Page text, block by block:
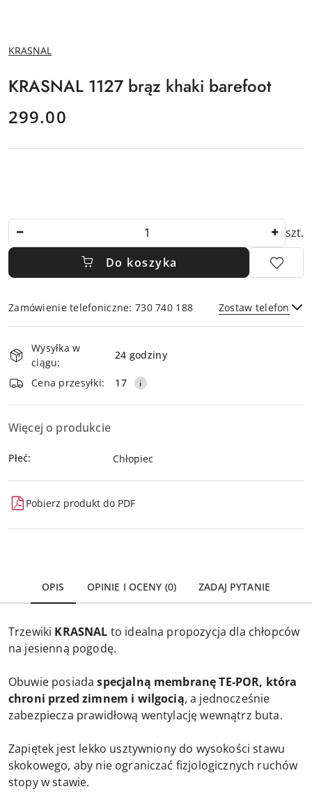
NAZWA
PRODUCENTA:
KRASNAL
KRASNAL 1127 brąz khaki barefoot
cena:
299.00
szt.
Do koszyka
Zamówienie telefoniczne: 730 740 188 Zostaw telefon
Dostępność
i
dostawa
Wysyłka w
ciągu:
24 godziny
Cena przesyłki: 17
Więcej o produkcie
Płeć: Chłopiec
Pobierz produkt do PDF
OPIS OPINIE I OCENY (0) ZADAJ PYTANIE
Trzewiki KRASNAL to idealna propozycja dla chłopców
na jesienną pogodę.
Obuwie posiadaspecjalną membranę TE-POR, która
chroni przed zimnem i wilgocią, a jednocześnie
zabezpiecza prawidłową wentylację wewnątrz buta.
Zapiętek jest lekko usztywniony do wysokości stawu
skokowego, aby nie ograniczać fizjologicznych ruchów
stopy w stawie.